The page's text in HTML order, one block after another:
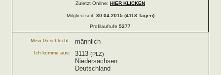
Zuletzt Online: HIER KLICKEN
Mitglied seit: 30.04.2015 (4118 Tagen)
Profilaufrufe 5277
Mein Geschlecht: männlich
Ich komme aus: 3113 (PLZ)
Niedersachsen
Deutschland